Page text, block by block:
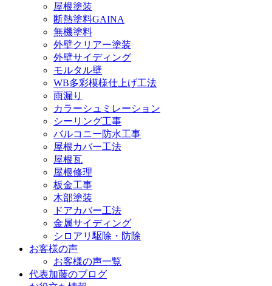
屋根塗装
断熱塗料GAINA
無機塗料
外壁クリアー塗装
外壁サイディング
モルタル壁
WB多彩模様仕上げ工法
雨漏り
カラーシュミレーション
シーリング工事
バルコニー防水工事
屋根カバー工法
屋根瓦
屋根修理
板金工事
木部塗装
ドアカバー工法
金属サイディング
シロアリ駆除・防除
お客様の声
お客様の声一覧
代表加藤のブログ